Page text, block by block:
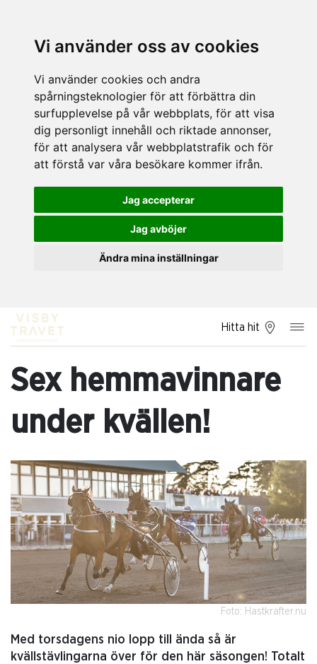
Vi använder oss av cookies
Vi använder cookies och andra
spårningsteknologier för att förbättra din
surfupplevelse på vår webbplats, för att visa
dig personligt innehåll och riktade annonser,
för att analysera vår webbplatstrafik och för
att förstå var våra besökare kommer ifrån.
Jag accepterar
Jag avböjer
Ändra mina inställningar
Hitta hit
Foto: Hastkrafter.nu
Sex hemmavinnare
under kvällen!
Med torsdagens nio lopp till ända så är
kvällstävlingarna över för den här säsongen! Totalt